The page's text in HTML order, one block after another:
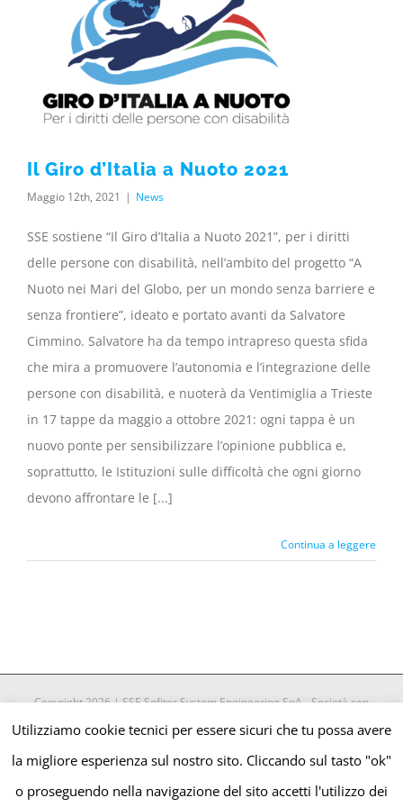
Il Giro d’Italia a Nuoto 2021
Maggio 12th, 2021 | News
SSE sostiene “Il Giro d’Italia a Nuoto 2021”, per i diritti
delle persone con disabilità, nell’ambito del progetto “A
Nuoto nei Mari del Globo, per un mondo senza barriere e
senza frontiere”, ideato e portato avanti da Salvatore
Cimmino. Salvatore ha da tempo intrapreso questa sfida
che mira a promuovere l’autonomia e l’integrazione delle
persone con disabilità, e nuoterà da Ventimiglia a Trieste
in 17 tappe da maggio a ottobre 2021: ogni tappa è un
nuovo ponte per sensibilizzare l’opinione pubblica e,
soprattutto, le Istituzioni sulle difficoltà che ogni giorno
devono affrontare le [...]
Continua a leggere
Copyright 2026 | SSE Sofiter System Engineering SpA - Società con
Socio Unico | All Rights Reserved | P.Iva 05252870018 |Privacy &
Utilizziamo cookie tecnici per essere sicuri che tu possa avere
la migliore esperienza sul nostro sito. Cliccando sul tasto "ok"
o proseguendo nella navigazione del sito accetti l'utilizzo dei